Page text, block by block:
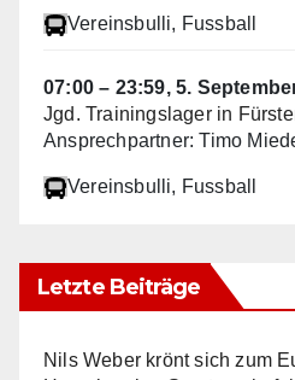
Vereinsbulli, Fussball
07:00 – 23:59,5.
Jgd. Trainingslager in
Ansprechpartner: Timo
Vereinsbulli, Fussball
Letzte Beiträge
Nils Weber krönt sich zum